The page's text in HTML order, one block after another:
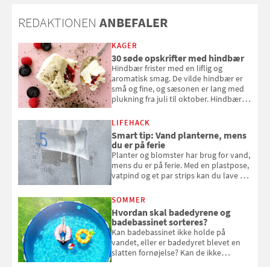
REDAKTIONEN ANBEFALER
KAGER
30 søde opskrifter med hindbær
Hindbær frister med en liflig og
aromatisk smag. De vilde hindbær er
små og fine, og sæsonen er lang med
plukning fra juli til oktober. Hindbær
kan bruge dine hindbær i alt fra
bagværk og salater til is og syltning.
LIFEHACK
Smart tip: Vand planterne, mens
du er på ferie
Planter og blomster har brug for vand,
mens du er på ferie. Med en plastpose,
vatpind og et par strips kan du lave dit
at bede naboen om at vande eller
komme hjem til døde planter
SOMMER
Hvordan skal badedyrene og
badebassinet sorteres?
Kan badebassinet ikke holde på
vandet, eller er badedyret blevet en
slatten fornøjelse? Kan de ikke